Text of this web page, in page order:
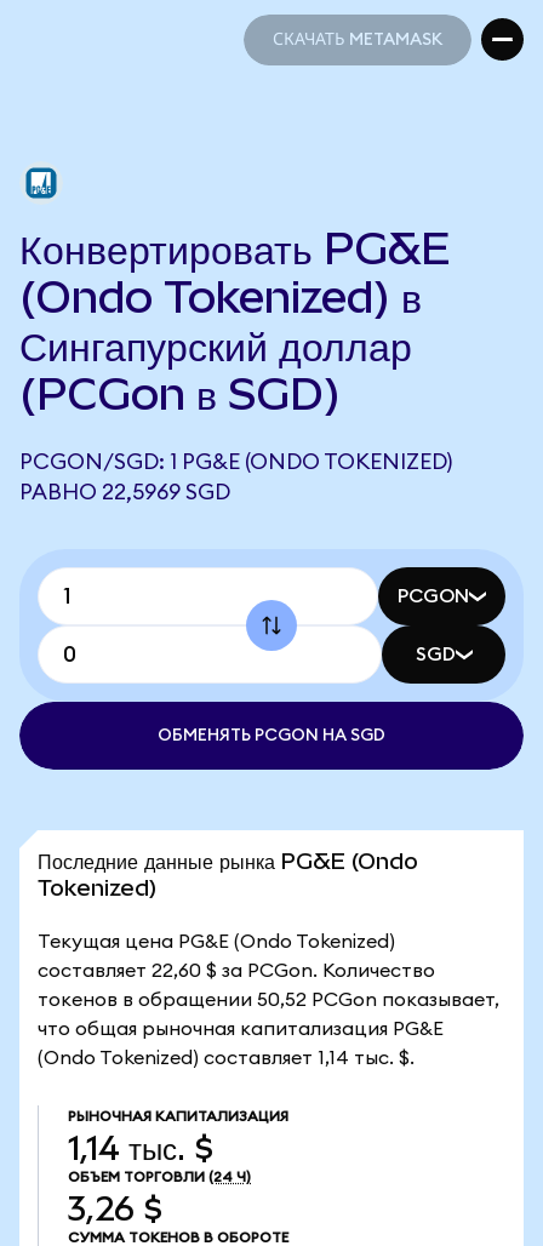
СКАЧАТЬ METAMASK
Конвертировать PG&E
(Ondo Tokenized) в
Сингапурский доллар
(PCGon в SGD)
PCGON/SGD: 1 PG&E (ONDO TOKENIZED)
РАВНО 22,5969 SGD
PCGON
SGD
ОБМЕНЯТЬ PCGON НА SGD
Последние данные рынка PG&E (Ondo
Tokenized)
Текущая цена PG&E (Ondo Tokenized)
составляет 22,60 $ за PCGon. Количество
токенов в обращении 50,52 PCGon показывает,
что общая рыночная капитализация PG&E
(Ondo Tokenized) составляет 1,14 тыс. $.
РЫНОЧНАЯ КАПИТАЛИЗАЦИЯ
1,14 тыс. $
ОБЪЕМ ТОРГОВЛИ (24 Ч)
3,26 $
СУММА ТОКЕНОВ В ОБОРОТЕ